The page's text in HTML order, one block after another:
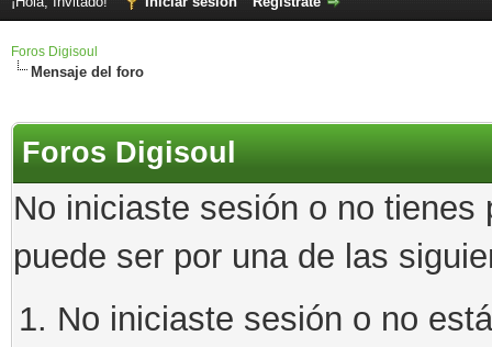
Foros Digisoul
Mensaje del foro
Foros Digisoul
No iniciaste sesión o no
puede ser por una de las
No iniciaste sesión o no